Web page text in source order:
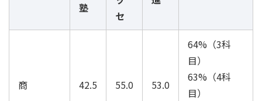
塾
セ
商 42.5 55.0 53.0
64%（3科
目）
63%（4科
目）